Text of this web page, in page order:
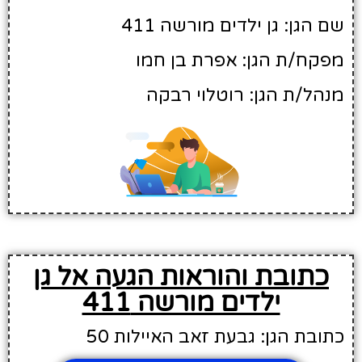
שם הגן: גן ילדים מורשה 411
מפקח/ת הגן: אפרת בן חמו
מנהל/ת הגן: רוטלוי רבקה
כתובת והוראות הגעה אל גן
ילדים מורשה 411
כתובת הגן: גבעת זאב האיילות 50